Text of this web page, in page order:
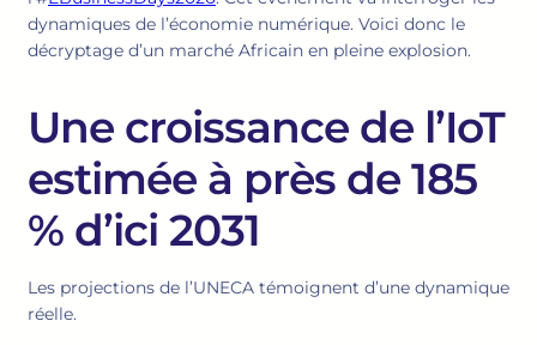
dynamiques de l’économie numérique. Voici donc le
décryptage d’un marché Africain en pleine explosion.
Une croissance de l’IoT
estimée à près de 185
% d’ici 2031
Les projections de l’UNECA témoignent d’une dynamique
réelle.